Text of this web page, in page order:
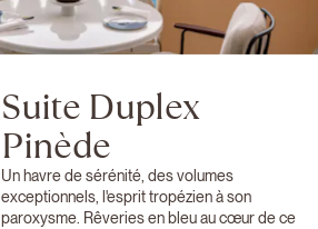
Suite Duplex
Pinède
Un havre de sérénité, des volumes
exceptionnels, l'esprit tropézien à son
paroxysme. Rêveries en bleu au cœur de ce